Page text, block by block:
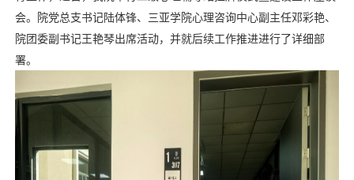
会。院党总支书记陆体锋、三亚学院心理咨询中心副主任邓彩艳、
院团委副书记王艳琴出席活动，并就后续工作推进进行了详细部
署。